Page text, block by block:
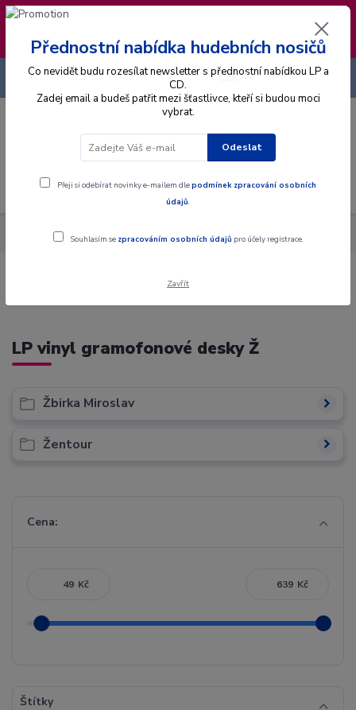
❣️ Od 4.8. do 13.8. čerpám dovolenou. Datum
expedice objednávek se posouvá na pátek
14.8.2026 🐋
Menu
CZK
+420 725 736 293
Interpret Ž
LP vinyl gramofonové desky Ž
Žbirka Miroslav
Žentour
Cena:
Kč Kč
Štítky
Přednostní nabídka hudebních nosičů
Co nevidět budu rozesílat newsletter s přednostní nabídkou LP a
CD.
Zadej email a budeš patřit mezi šťastlivce, kteří si budou moci
vybrat.
Odeslat
Přeji si odebírat novinky e-mailem dlepodmínek zpracování osobních
údajů.
Souhlasím se zpracováním osobních údajů pro účely registrace.
Zavřít